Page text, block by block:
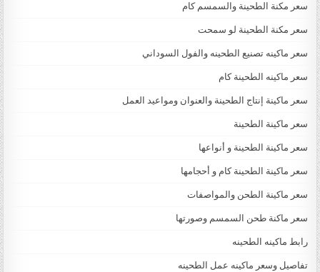
سعر مكنة الطحينة والسمسم كام
سعر مكنة الطحينة لو سمحت
سعر ماكينه تصنيع الطحينه والفول السوداني
سعر ماكينه الطحينة كام
سعر ماكينة إنتاج الطحينة والعنوان ومواعيد العمل
سعر ماكينة الطحينة
سعر ماكينة الطحينة و أنواعها
سعر ماكينة الطحينة كام و أحجامها
سعر ماكينة الطحن والمواصفات
سعر ماكنة طحن السمسم وصورتها
رابط ماكينه الطحينه
تفاصيل وسعر ماكينه عمل الطحينه